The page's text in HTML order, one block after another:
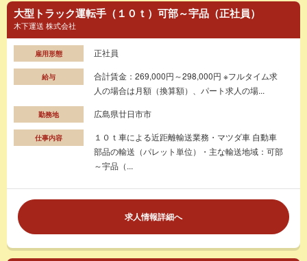
大型トラック運転手（１０ｔ）可部～宇品（正社員）
木下運送 株式会社
雇用形態 正社員
給与
合計賃金：269,000円～298,000円 ※フルタイム求
人の場合は月額（換算額）、パート求人の場...
勤務地 広島県廿日市市
仕事内容
１０ｔ車による近距離輸送業務・マツダ車 自動車
部品の輸送（パレット単位）・主な輸送地域：可部
～宇品（...
求人情報詳細へ